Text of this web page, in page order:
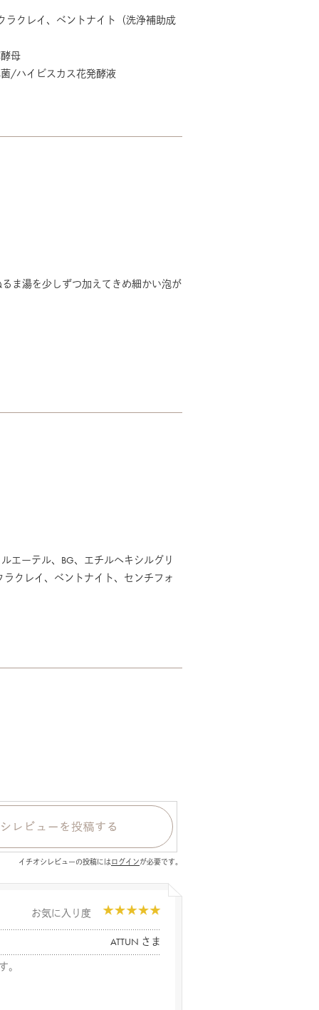
クレイ、ベントナイト（洗浄補助成
母
/ハイビスカス花発酵液
ま湯を少しずつ加えてきめ細かい泡が
エーテル、BG、エチルヘキシルグリ
クレイ、ベントナイト、センチフォ
イチオシレビューの投稿にはログインが必要です。
お気に入り度
ATTUN さま
。